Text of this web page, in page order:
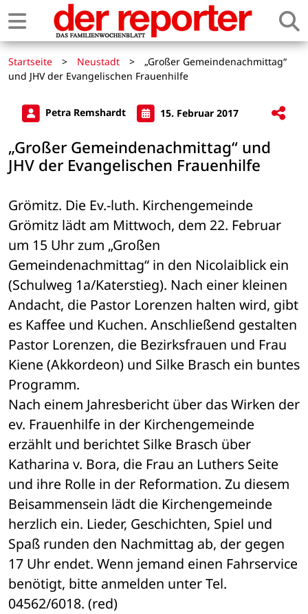
Startseite > Neustadt >
„Großer Gemeindenachmittag“
und JHV der Evangelischen Frauenhilfe
Petra Remshardt 15. Februar 2017
„Großer Gemeindenachmittag“ und
JHV der Evangelischen Frauenhilfe
Grömitz. Die Ev.-luth. Kirchengemeinde
Grömitz lädt am Mittwoch, dem 22. Februar
um 15 Uhr zum „Großen
Gemeindenachmittag“ in den Nicolaiblick ein
(Schulweg 1a/Katerstieg). Nach einer kleinen
Andacht, die Pastor Lorenzen halten wird, gibt
es Kaffee und Kuchen. Anschließend gestalten
Pastor Lorenzen, die Bezirksfrauen und Frau
Kiene (Akkordeon) und Silke Brasch ein buntes
Programm.
Nach einem Jahresbericht über das Wirken der
ev. Frauenhilfe in der Kirchengemeinde
erzählt und berichtet Silke Brasch über
Katharina v. Bora, die Frau an Luthers Seite
und ihre Rolle in der Reformation. Zu diesem
Beisammensein lädt die Kirchengemeinde
herzlich ein. Lieder, Geschichten, Spiel und
Spaß runden den Nachmittag ab, der gegen
17 Uhr endet. Wenn jemand einen Fahrservice
benötigt, bitte anmelden unter Tel.
04562/6018. (red)